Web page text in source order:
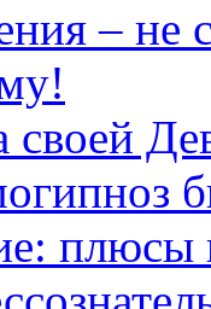
– не
плюсы